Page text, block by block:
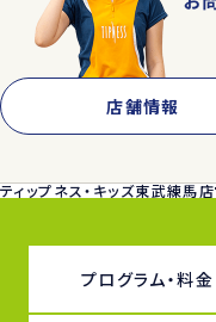
店舗情報
ティップネス・キッズ東武練馬店
プログラム・料金